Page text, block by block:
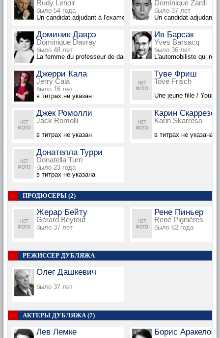
Rudy Lenoir
было 54 года
Un candidat adjudant à l'examen
Dominique Zardi
было 37 лет
Un candidat adjudant
Доминик Даврэ
Dominique Davray
было 48 лет
La femme du professeur de danse
Ив Барсак
Yves Barsacq
было 36 лет
L'automobiliste qui
Джерри Кала
Jerry Calà
было 16 лет
в титрах не указан
Туве Фриш
Tove Frisch
Une jeune fille / Young
Джек Ромолли
Jack Romolli
в титрах не указан
Карин Скаррезо
Karin Skarreso
в титрах не указана
Донателла Турри
Donatella Turri
было 23 года
в титрах не указана
ПРОДЮСЕРЫ (2)
Жерар Бейту
Gérard Beytout
было 37 лет
Рене Пиньер
René Pignières
было 62 года
РЕЖИССЕР ДУБЛЯЖА
Олег Дашкевич
было 37 лет
АКТЕРЫ ДУБЛЯЖА (7)
Лев Лемке Борис Аракелов